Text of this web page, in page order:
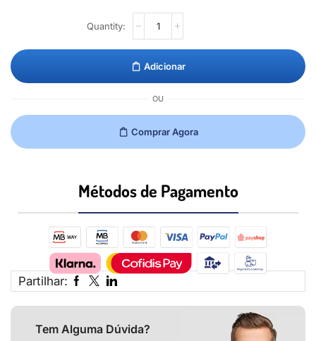
Adicionar
OU
Comprar Agora
Métodos de Pagamento​
Partilhar:
Tem Alguma Dúvida?